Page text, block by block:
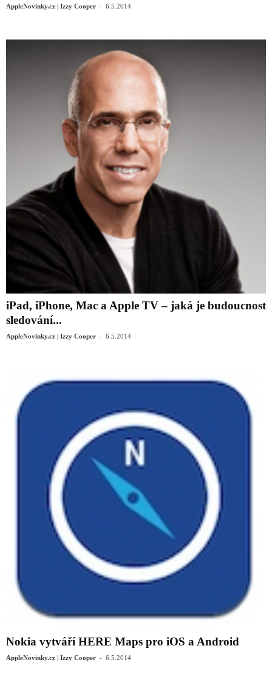
AppleNovinky.cz | Izzy Cooper - 6.5.2014
iPad, iPhone, Mac a Apple TV – jaká je budoucnost
sledování...
AppleNovinky.cz | Izzy Cooper - 6.5.2014
Nokia vytváří HERE Maps pro iOS a Android
AppleNovinky.cz | Izzy Cooper - 6.5.2014